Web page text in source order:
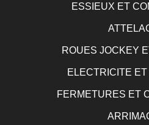
ESSIEUX ET
ROUES JOCKEY
ELECTRICITE
FERMETURES ET